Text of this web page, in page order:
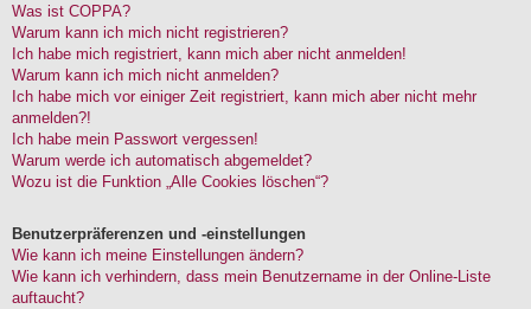
Was ist COPPA?
Warum kann ich mich nicht registrieren?
Ich habe mich registriert, kann mich aber nicht anmelden!
Warum kann ich mich nicht anmelden?
Ich habe mich vor einiger Zeit registriert, kann mich aber nicht mehr
anmelden?!
Ich habe mein Passwort vergessen!
Warum werde ich automatisch abgemeldet?
Wozu ist die Funktion „Alle Cookies löschen“?
Benutzerpräferenzen und -einstellungen
Wie kann ich meine Einstellungen ändern?
Wie kann ich verhindern, dass mein Benutzername in der Online-Liste
auftaucht?